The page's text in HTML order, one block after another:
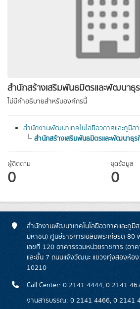
สำนักสร้างเสริมพันธมิตรและพัฒนาธุ
ไม่มีคำอธิบายสำหรับองค์กรนี้
สำนักงานพัฒนาเทคโนโลยีอวกาศและภูมิส
สำนักสร้างเสริมพันธมิตรและพัฒนาธุร
ผู้ติดตาม
0
ชุดข้อมูล
0
สำนักงานพัฒนาเทคโนโลยีอวกาศและภูมิ
มหาชน) ศูนย์ราชการเฉลิมพระเกียรติ
เลขที่ 120 อาคารรวมหน่วยราชการ (อา
และชั้น 7 ถนนแจ้งวัฒนะ แขวงทุ่งสองห้อ
10210
Call Center: 0 2141 4444, 0 2141
งานสารบรรณ: 0 2141 4466, 0 2141